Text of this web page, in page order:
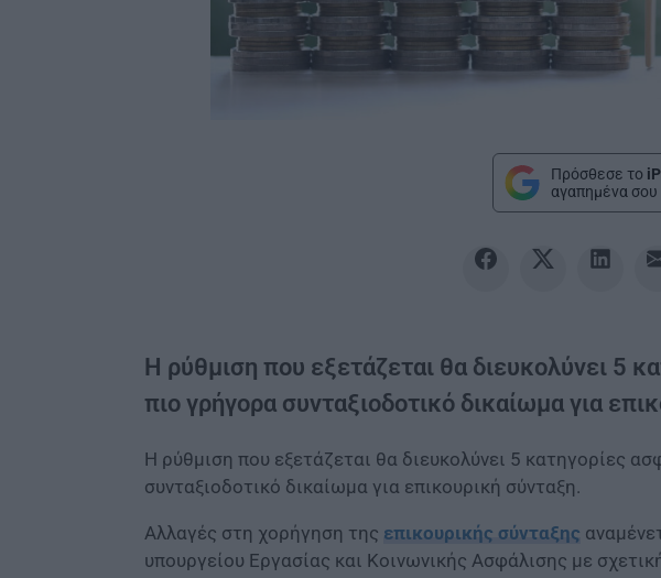
Πρόσθεσε το
αγαπημένα σου
Η ρύθμιση που εξετάζεται θα διευκολύνει 5
πιο γρήγορα συνταξιοδοτικό δικαίωμα για
Η ρύθμιση που εξετάζεται θα διευκολύνει 5 κατηγορίες
συνταξιοδοτικό δικαίωμα για επικουρική σύνταξη.
Αλλαγές στη χορήγηση της επικουρικής σύνταξης
υπουργείου Εργασίας και Κοινωνικής Ασφάλισης με